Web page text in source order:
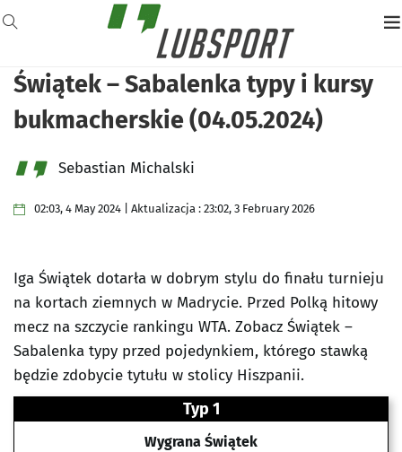
Świątek – Sabalenka typy i kursy
bukmacherskie (04.05.2024)
Sebastian Michalski
02:03, 4 May 2024 | Aktualizacja : 23:02, 3 February 2026
Iga Świątek dotarła w dobrym stylu do finału turnieju
na kortach ziemnych w Madrycie. Przed Polką hitowy
mecz na szczycie rankingu WTA. Zobacz Świątek –
Sabalenka typy przed pojedynkiem, którego stawką
będzie zdobycie tytułu w stolicy Hiszpanii.
Typ 1
Wygrana Świątek